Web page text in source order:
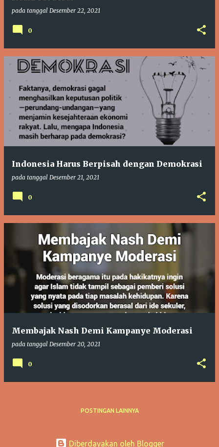
pada tanggal Desember 22, 2021
0
Indonesia Harus Berpisah dengan Demokrasi
pada tanggal Desember 21, 2021
0
Membajak Nash Demi Kampanye Moderasi
pada tanggal Desember 20, 2021
0
POSTINGAN LAINNYA
Diberdayakan oleh Blogger